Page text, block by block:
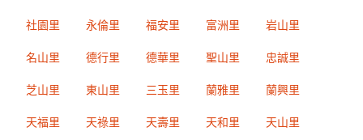
社園里 永倫里 福安里 富洲里 岩山里
名山里 德行里 德華里 聖山里 忠誠里
芝山里 東山里 三玉里 蘭雅里 蘭興里
天福里 天祿里 天壽里 天和里 天山里